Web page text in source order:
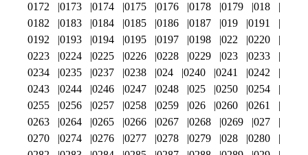
0172
0173 0174 0175 0176 0178 0179
018
0182
0183 0184 0185 0186 0187 019
0191
0192
0193 0194 0195 0197 0198 022
0220
0223
0224 0225 0226 0228 0229 023
0233
0234
0235 0237 0238 024 0240 0241
0242
0243
0244 0246 0247 0248 025 0250
0254
0255
0256 0257 0258 0259 026 0260
0261
0263
0264 0265 0266 0267 0268 0269
027
0270
0274 0276 0277 0278 0279 028
0280